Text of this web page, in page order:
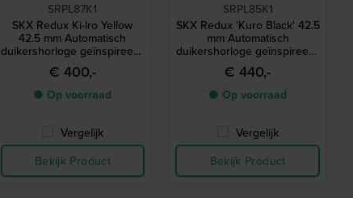
SRPL87K1
SKX Redux Ki-Iro Yellow
42.5 mm Automatisch
duikershorloge geïnspireerd
op de legendarische
SKX399 uit 1998
€ 400,-
● Op voorraad
Vergelijk
Bekijk Product
SRPL85K1
SKX Redux 'Kuro Black' 42.5
mm Automatisch
duikershorloge geïnspireerd
op de legendarische
SKX399 uit 1998
€ 440,-
● Op voorraad
Vergelijk
Bekijk Product